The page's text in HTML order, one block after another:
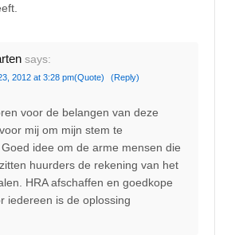
says:
2012 at 3:28 pm(Quote) (Reply)
voor de belangen van deze
mij om mijn stem te
idee om de arme mensen die
huurders de rekening van het
HRA afschaffen en goedkope
iedereen is de oplossing